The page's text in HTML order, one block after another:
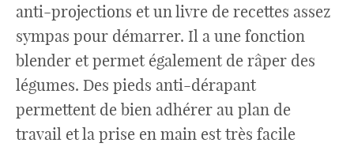
anti-projections et un livre de recettes assez
sympas pour démarrer. Il a une fonction
blender et permet également de râper des
légumes. Des pieds anti-dérapant
permettent de bien adhérer au plan de
travail et la prise en main est très facile